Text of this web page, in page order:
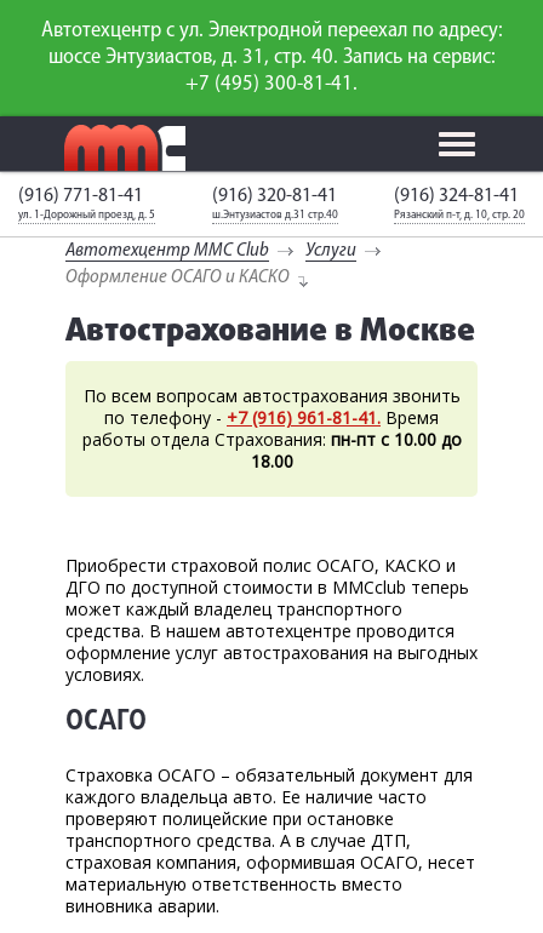
Автотехцентр с ул. Электродной переехал по адресу:
шоссе Энтузиастов, д. 31, стр. 40. Запись на сервис:
+7 (495) 300-81-41.
Калькулятор
ТО
Каталог
запчастей
Калькулятор
слесарного
ремонта
Ваш автомобиль
неизвестен
О СЕРВИСЕ
АКЦИИ
УСЛУГИ
Кузовной ремонт
Диагностика
Сход-развал
Автохимия
Масло Lubrex
КОРП.КЛИЕНТАМ
(916) 771-81-41
ул. 1-Дорожный проезд, д. 5
(916) 320-81-41
ш.Энтузиастов д.31 стр.40
(916) 324-81-41
Рязанский п-т, д. 10, стр. 20
Автотехцентр MMC Club
Услуги
Оформление ОСАГО и КАСКО
Автострахование в Москве
По всем вопросам автострахования звонить
по телефону - +7 (916) 961-81-41. Время
работы отдела Страхования: пн-пт с 10.00 до
18.00
Приобрести страховой полис ОСАГО, КАСКО и
ДГО по доступной стоимости в MMCclub теперь
может каждый владелец транспортного
средства. В нашем автотехцентре проводится
оформление услуг автострахования на выгодных
условиях.
ОСАГО
Страховка ОСАГО – обязательный документ для
каждого владельца авто. Ее наличие часто
проверяют полицейские при остановке
транспортного средства. А в случае ДТП,
страховая компания, оформившая ОСАГО, несет
материальную ответственность вместо
виновника аварии.